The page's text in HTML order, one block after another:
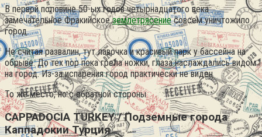
В первой половине 50-ых годов четырнадцатого века
замечательное Фракийскоеземлетрясениесовсем уничтожило
город.
Не считая развалин, тут лавочка и красивый парк у бассейна на
обрыве. До тех пор пока грела ножки, глаза наслаждались видом
на город. Из-за испарения город практически не виден
То же место, но с обратной стороны
CAPPADOCIA TURKEY / Подземные города
Каппадокии Турция